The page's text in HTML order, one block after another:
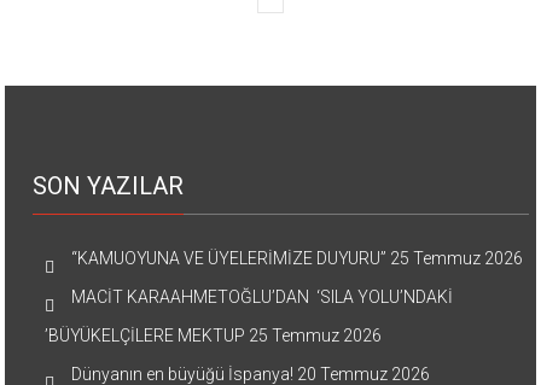
SON YAZILAR
“KAMUOYUNA VE ÜYELERİMİZE DUYURU” 25 Temmuz 2026
MACİT KARAAHMETOĞLU’DAN ‘SILA YOLU’NDAKİ
’BÜYÜKELÇİLERE MEKTUP 25 Temmuz 2026
Dünyanın en büyüğü İspanya! 20 Temmuz 2026